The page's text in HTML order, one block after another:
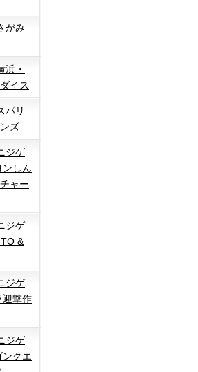
がみ
浜・
イス
パリ
ズ
ジゲ
ンしん
ャー
ジゲ
&
ジゲ
迎撃作
ジゲ
ンクエ